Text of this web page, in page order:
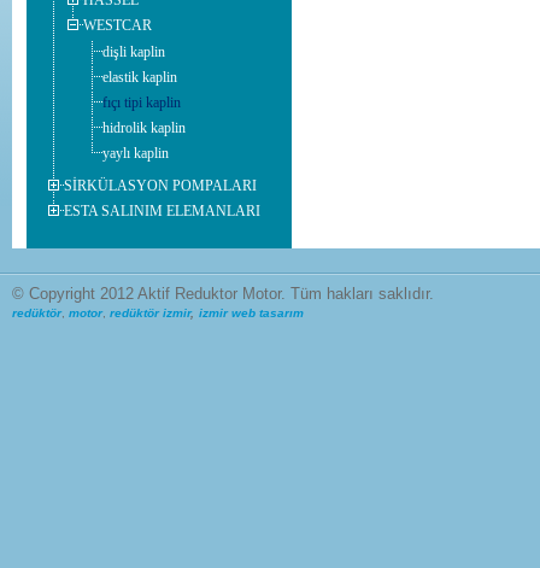
WESTCAR
dişli kaplin
elastik kaplin
fıçı tipi kaplin
hidrolik kaplin
yaylı kaplin
SİRKÜLASYON POMPALARI
ESTA SALINIM ELEMANLARI
© Copyright 2012 Aktif Reduktor Motor. Tüm hakları saklıdır.
redüktör, motor, redüktör izmir, izmir web tasarım